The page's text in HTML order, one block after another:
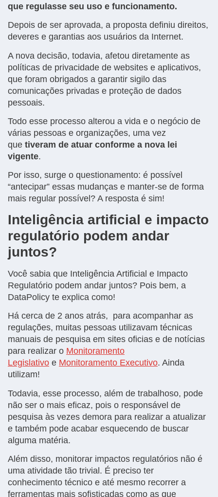
que regulasse seu uso e funcionamento.
Depois de ser aprovada, a proposta definiu direitos,
deveres e garantias aos usuários da Internet.
A nova decisão, todavia, afetou diretamente as
políticas de privacidade de websites e aplicativos,
que foram obrigados a garantir sigilo das
comunicações privadas e proteção de dados
pessoais.
Todo esse processo alterou a vida e o negócio de
várias pessoas e organizações, uma vez
que tiveram de atuar conforme a nova lei
vigente.
Por isso, surge o questionamento: é possível
“antecipar” essas mudanças e manter-se de forma
mais regular possível? A resposta é sim!
Inteligência artificial e impacto
regulatório podem andar
juntos?
Você sabia que Inteligência Artificial e Impacto
Regulatório podem andar juntos? Pois bem, a
DataPolicy te explica como!
Há cerca de 2 anos atrás, para acompanhar as
regulações, muitas pessoas utilizavam técnicas
manuais de pesquisa em sites oficias e de notícias
para realizar o Monitoramento
Legislativo e Monitoramento Executivo. Ainda
utilizam!
Todavia, esse processo, além de trabalhoso, pode
não ser o mais eficaz, pois o responsável de
pesquisa às vezes demora para realizar a atualizar
e também pode acabar esquecendo de buscar
alguma matéria.
Além disso, monitorar impactos regulatórios não é
uma atividade tão trivial. É preciso ter
conhecimento técnico e até mesmo recorrer a
ferramentas mais sofisticadas como as que